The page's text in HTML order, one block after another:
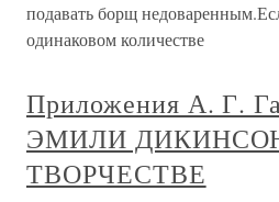
подавать борщ
одинаковом количестве
Приложения А. Г.
ЭМИЛИ
ТВОРЧЕСТВЕ